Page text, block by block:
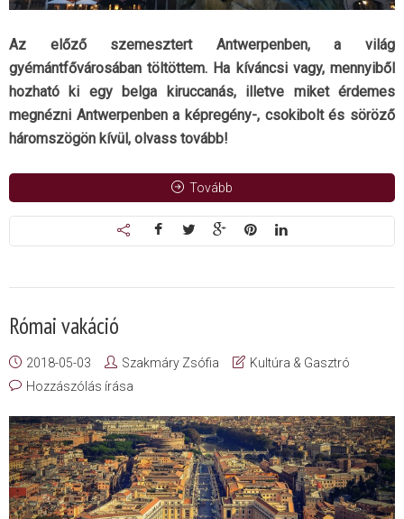
Az előző szemesztert Antwerpenben, a világ
gyémántfővárosában töltöttem. Ha kíváncsi vagy, mennyiből
hozható ki egy belga kiruccanás, illetve miket érdemes
megnézni Antwerpenben a képregény-, csokibolt és söröző
háromszögön kívül, olvass tovább!
Tovább
Római vakáció
2018-05-03 Szakmáry Zsófia
Kultúra & Gasztró
Hozzászólás írása